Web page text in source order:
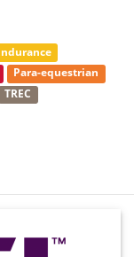
Para-equestrian
TREC